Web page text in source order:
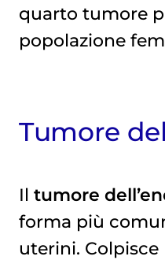
quarto tumore
popolazione
Tumore
Il tumore
forma più
uterini.